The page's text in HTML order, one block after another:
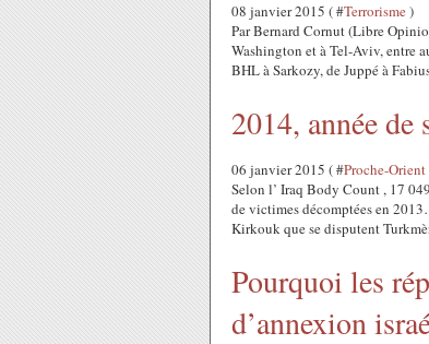
08 janvier 2015 ( #Terrorisme)
Par Bernard Cornut (Libre
Washington et à Tel-Aviv, entre
BHL à Sarkozy, de Juppé à
2014, année de
06 janvier 2015 ( #Proche-Orient
Selon l’ Iraq Body Count , 17
de victimes décomptées en
Kirkouk que se disputent
Pourquoi les
d’annexion